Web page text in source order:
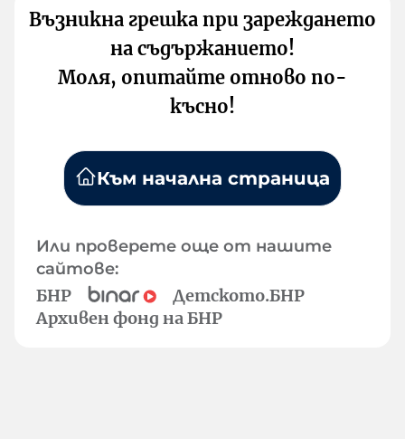
Възникна грешка при зареждането
на съдържанието!
Моля, опитайте отново по-
късно!
Към начална страница
Или проверете още от нашите
сайтове:
БНР
Детското.БНР
Архивен фонд на БНР